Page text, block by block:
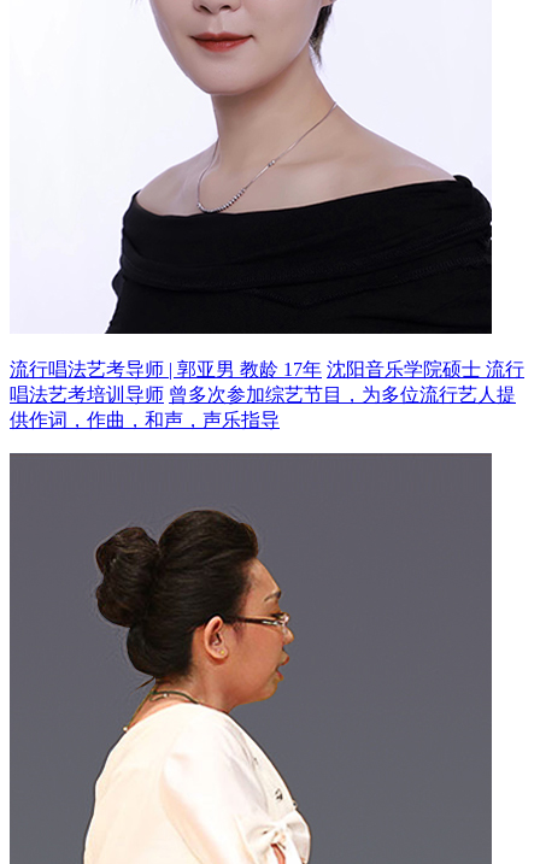
流行唱法艺考导师 | 郭亚男 教龄 17年 沈阳音乐学院硕士 流行
唱法艺考培训导师 曾多次参加综艺节目，为多位流行艺人提
供作词，作曲，和声，声乐指导